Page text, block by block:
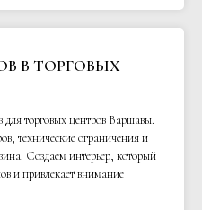
В ТОРГОВЫХ
для торговых центров Варшавы.
технические ограничения и
Создаем интерьер, который
и привлекает внимание